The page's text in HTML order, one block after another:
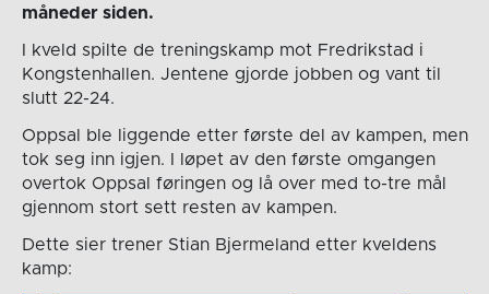
måneder siden.
I kveld spilte de treningskamp mot Fredrikstad i
Kongstenhallen. Jentene gjorde jobben og vant til
slutt 22-24.
Oppsal ble liggende etter første del av kampen, men
tok seg inn igjen. I løpet av den første omgangen
overtok Oppsal føringen og lå over med to-tre mål
gjennom stort sett resten av kampen.
Dette sier trener Stian Bjermeland etter kveldens
kamp: